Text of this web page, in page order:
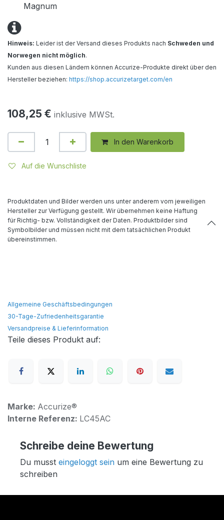
Magnum
Hinweis: Leider ist der Versand dieses Produkts nach Schweden und
Norwegen nicht möglich.
Kunden aus diesen Ländern können Accurize-Produkte direkt über den
Hersteller beziehen: https://shop.accurizetarget.com/en
108,25 € inklusive MWSt.
In den Warenkorb
Auf die Wunschliste
Produktdaten und Bilder werden uns unter anderem vom jeweiligen
Hersteller zur Verfügung gestellt. Wir übernehmen keine Haftung
für Richtig- bzw. Vollständigkeit der Daten. Produktbilder sind
Symbolbilder und müssen nicht mit dem tatsächlichen Produkt
übereinstimmen.
Allgemeine Geschäftsbedingungen
30-Tage-Zufriedenheitsgarantie
Versandpreise & Lieferinformation
Teile dieses Produkt auf:
Marke: Accurize®
Interne Referenz: LC45AC
Schreibe deine Bewertung
Du musst eingeloggt sein um eine Bewertung zu
schreiben